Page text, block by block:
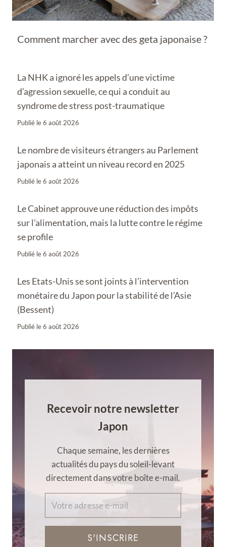
Comment marcher avec des geta japonaise ?
La NHK a ignoré les appels d’une victime
d’agression sexuelle, ce qui a conduit au
syndrome de stress post-traumatique
Publié le6 août 2026
Le nombre de visiteurs étrangers au Parlement
japonais a atteint un niveau record en 2025
Publié le6 août 2026
Le Cabinet approuve une réduction des impôts
sur l’alimentation, mais la lutte contre le régime
se profile
Publié le6 août 2026
Les Etats-Unis se sont joints à l’intervention
monétaire du Japon pour la stabilité de l’Asie
(Bessent)
Publié le6 août 2026
Recevoir notre newsletter
Japon
Chaque semaine, les dernières
actualités du pays du soleil-levant
directement dans votre boîte e-mail.
S'INSCRIRE